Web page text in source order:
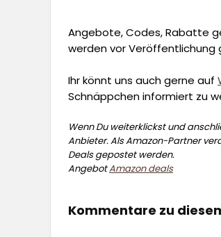
Angebote, Codes, Rabatte
werden vor Veröffentlichung
Ihr könnt uns auch gerne auf
Schnäppchen informiert zu
Wenn Du weiterklickst und
Anbieter. Als Amazon-Partner
Deals gepostet werden.
AngebotAmazon deals
Kommentare zu